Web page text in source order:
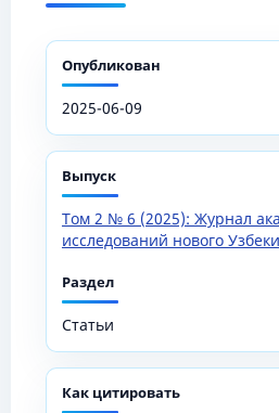
Опубликован
2025-06-09
Выпуск
Том 2 № 6 (2025): Журнал
исследований нового
Раздел
Статьи
Как цитировать